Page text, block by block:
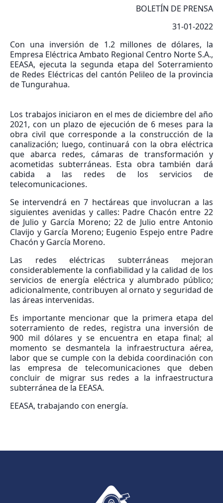
BOLETÍN DE PRENSA
31-01-2022
Con una inversión de 1.2 millones de dólares, la
Empresa Eléctrica Ambato Regional Centro Norte S.A.,
EEASA, ejecuta la segunda etapa del Soterramiento
de Redes Eléctricas del cantón Pelileo de la provincia
de Tungurahua.
Los trabajos iniciaron en el mes de diciembre del año
2021, con un plazo de ejecución de 6 meses para la
obra civil que corresponde a la construcción de la
canalización; luego, continuará con la obra eléctrica
que abarca redes, cámaras de transformación y
acometidas subterráneas. Esta obra también dará
cabida a las redes de los servicios de
telecomunicaciones.
Se intervendrá en 7 hectáreas que involucran a las
siguientes avenidas y calles: Padre Chacón entre 22
de Julio y García Moreno; 22 de Julio entre Antonio
Clavijo y García Moreno; Eugenio Espejo entre Padre
Chacón y García Moreno.
Las redes eléctricas subterráneas mejoran
considerablemente la confiabilidad y la calidad de los
servicios de energía eléctrica y alumbrado público;
adicionalmente, contribuyen al ornato y seguridad de
las áreas intervenidas.
Es importante mencionar que la primera etapa del
soterramiento de redes, registra una inversión de
900 mil dólares y se encuentra en etapa final; al
momento se desmantela la infraestructura aérea,
labor que se cumple con la debida coordinación con
las empresa de telecomunicaciones que deben
concluir de migrar sus redes a la infraestructura
subterránea de la EEASA.
EEASA, trabajando con energía.